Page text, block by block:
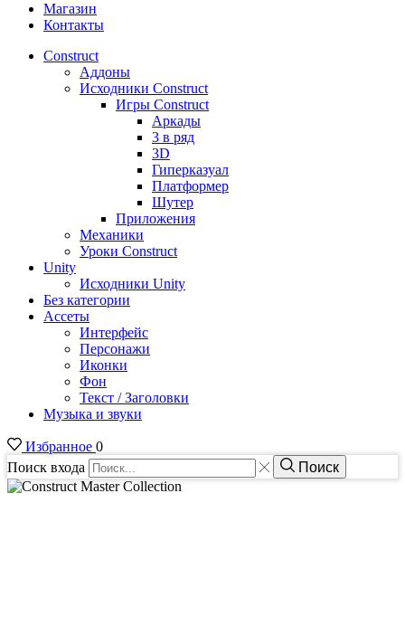
Магазин
Контакты
Construct
Аддоны
Исходники Construct
Игры Construct
Аркады
3 в ряд
3D
Гиперказуал
Платформер
Шутер
Приложения
Механики
Уроки Construct
Unity
Исходники Unity
Без категории
Ассеты
Интерфейс
Персонажи
Иконки
Фон
Текст / Заголовки
Музыка и звуки
Избранное 0
Поиск входа
Поиск